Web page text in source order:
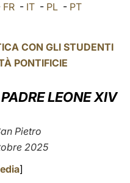
POLSKI
العربيّة
中文
FR - IT - PL - PT
CON GLI STUDENTI
PONTIFICIE
LEONE XIV
Pietro
2025
]